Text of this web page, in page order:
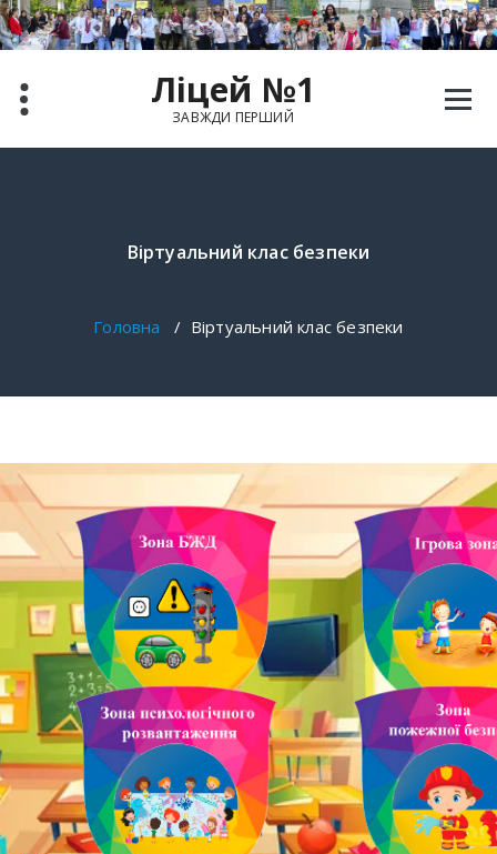
Ліцей №1
ЗАВЖДИ ПЕРШИЙ
Віртуальний клас безпеки
Головна / Віртуальний клас безпеки